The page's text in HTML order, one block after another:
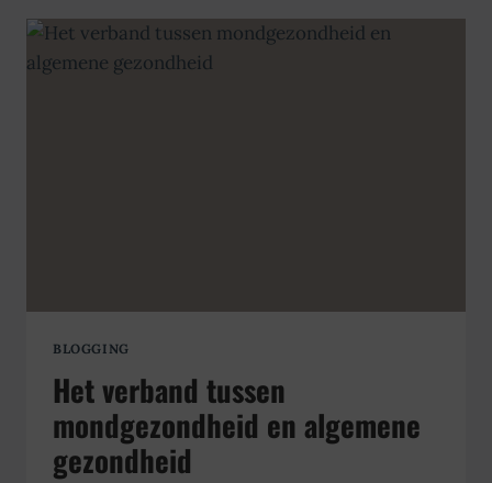
BEHANDELING
BLOGGING
Het verband tussen
mondgezondheid en algemene
gezondheid